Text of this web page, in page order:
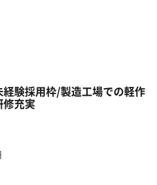
経験採用枠/製造工場での軽作
充実